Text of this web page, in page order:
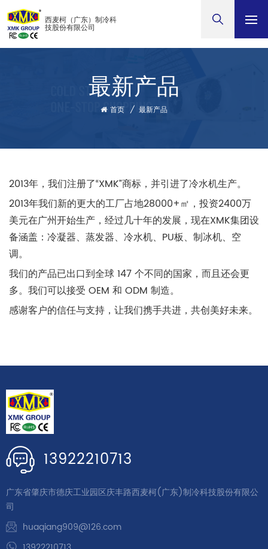
西麦柯（广东）制冷科
技股份有限公司
最新产品
首页 / 最新产品
2013年，我们注册了“XMK”商标，并引进了冷水机生产。
2013年我们新的更大的工厂占地28000+㎡，投资2400万
美元在广州开始生产，经过几十年的发展，现在XMK集团设
备涵盖：冷凝器、蒸发器、冷水机、PU板、制冰机、空
调。
我们的产品已出口到全球 147 个不同的国家，而且还会更
多。我们可以接受 OEM 和 ODM 制造。
感谢客户的信任与支持，让我们携手共进，共创美好未来。
13922210713
广东省肇庆市德庆工业园区庆丰路西麦柯(广东)制冷科技股份有限公
司
huaqiang909@126.com